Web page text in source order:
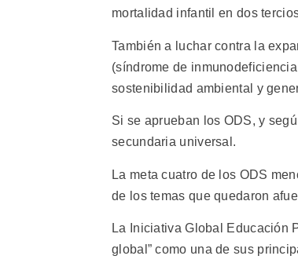
mortalidad infantil en dos
También a luchar contra la
(síndrome de
sostenibilidad ambiental y
Si se aprueban los ODS, y
secundaria universal.
La meta cuatro de los ODS
de los temas que quedaron
La Iniciativa Global Educación
global” como una de sus